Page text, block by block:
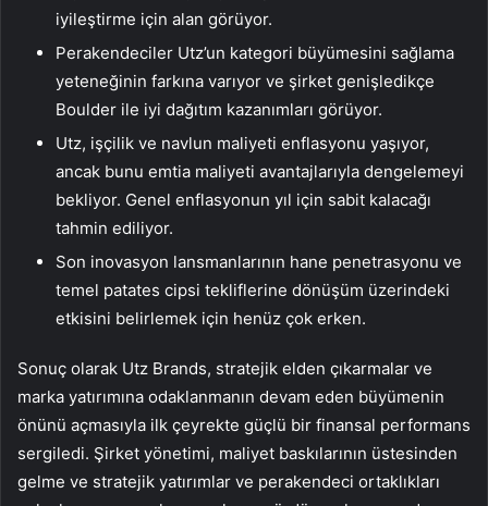
iyileştirme için alan görüyor.
Perakendeciler Utz’un kategori büyümesini sağlama
yeteneğinin farkına varıyor ve şirket genişledikçe
Boulder ile iyi dağıtım kazanımları görüyor.
Utz, işçilik ve navlun maliyeti enflasyonu yaşıyor,
ancak bunu emtia maliyeti avantajlarıyla dengelemeyi
bekliyor. Genel enflasyonun yıl için sabit kalacağı
tahmin ediliyor.
Son inovasyon lansmanlarının hane penetrasyonu ve
temel patates cipsi tekliflerine dönüşüm üzerindeki
etkisini belirlemek için henüz çok erken.
Sonuç olarak Utz Brands, stratejik elden çıkarmalar ve
marka yatırımına odaklanmanın devam eden büyümenin
önünü açmasıyla ilk çeyrekte güçlü bir finansal performans
sergiledi. Şirket yönetimi, maliyet baskılarının üstesinden
gelme ve stratejik yatırımlar ve perakendeci ortaklıkları